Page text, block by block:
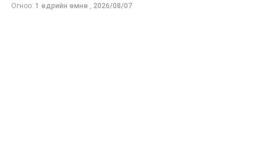
холбогдолтой гэж үзэж байна.
Огноо: 1 өдрийн өмнө , 2026/08/07